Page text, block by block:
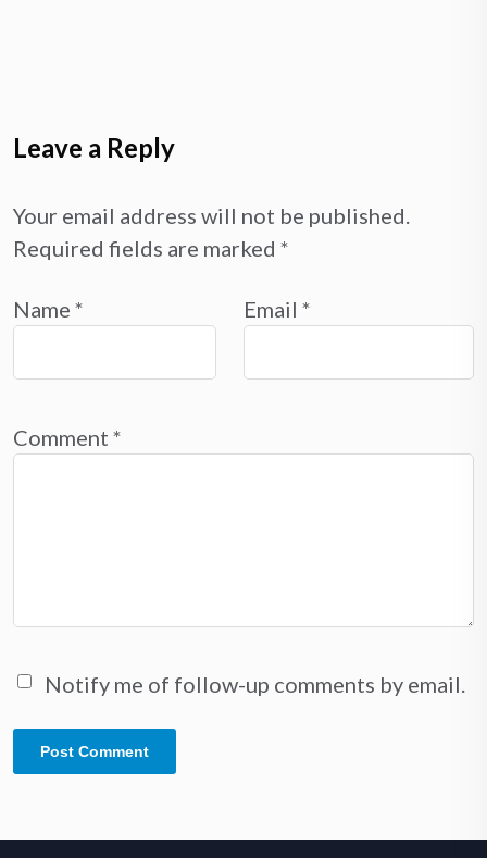
Leave a Reply
Your email address will not be published.
Required fields are marked *
Name * Email *
Comment *
Notify me of follow-up comments by email.